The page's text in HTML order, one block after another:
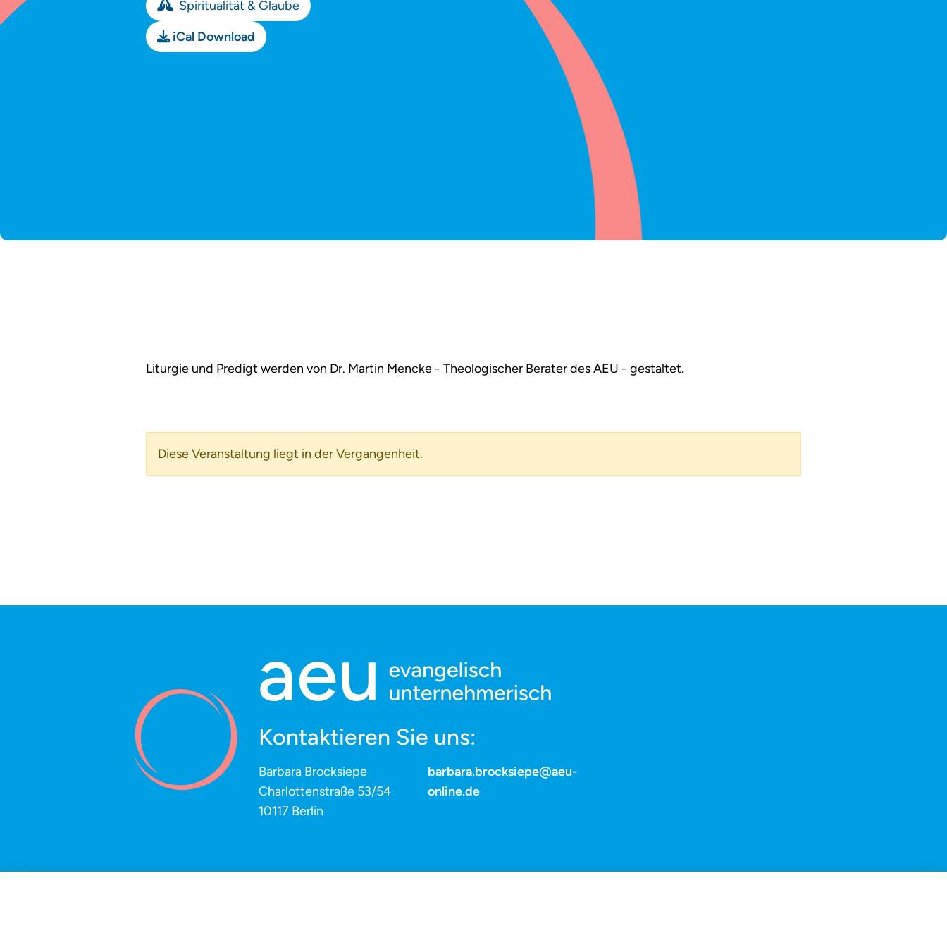
Spiritualität & Glaube
iCal Download
Liturgie und Predigt werden von Dr. Martin Mencke - Theologischer Berater des AEU - gestaltet.
Diese Veranstaltung liegt in der Vergangenheit.
Kontaktieren Sie uns:
Barbara Brocksiepe
Charlottenstraße 53/54
10117 Berlin
barbara.brocksiepe@aeu-
online.de